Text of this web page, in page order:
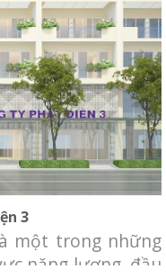
Hạng mục: Thiết
3
một trong những
năng lượng, đầu